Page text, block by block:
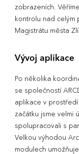
zobrazeních.
kontrolu nad celým
Magistrátu města
Vývoj aplikace
Po několika
se společností
aplikace v
začátku jsme velmi
spolupracovali s
Velkou výhodou
modulech